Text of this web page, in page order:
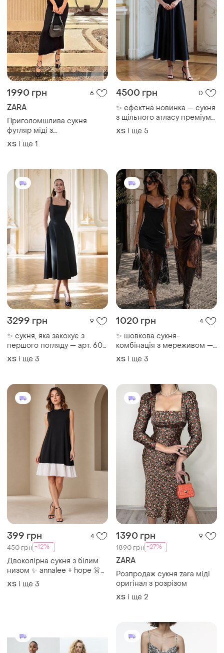
1990 грн 6
ZARA
Приголомшлива сукня
футляр міді з
драпіруванням zara
✨✨✨✨✨✨
ХS і ще 1
4500 грн 0
✨ ефектна новинка — сукня
з щільного атласу преміум
✨
ХS і ще 5
3299 грн 9
✨ сукня, яка закохує з
першого погляду — арт. 605
✨
ХS і ще 3
1020 грн 4
✨ шовкова сукня-
комбінація з мереживом —
витончена класика, яка
підкреслює жіночність і
погляду 🖤
ХS і ще 3
399 грн 4
450 грн -12%
Двоколірна сукня з білим
низом ✨ annalee + hope 👗
трикотажна сукня-трапеція
без рукавів 🖤 чорна сукня з
ХS і ще 3
1390 грн 9
1890 грн -27%
ZARA
Розпродаж сукня zara міді
оригінал з розрізом
ХS і ще 2